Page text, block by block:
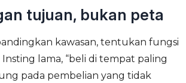
tujuan, bukan peta
kawasan, tentukan fungsi
lama, “beli di tempat paling
pada pembelian yang tidak